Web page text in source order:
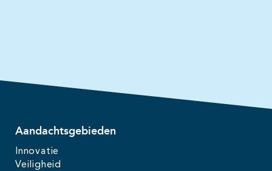
Aandachtsgebieden
Innovatie
Veiligheid